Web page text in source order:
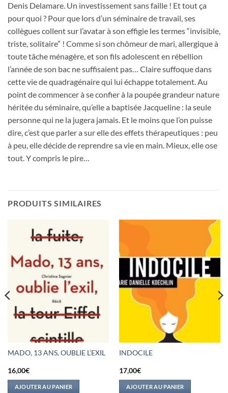
Denis Delamare. Un investissement sans faille ! Et tout ça
pour quoi ? Pour que lors d’un séminaire de travail, ses
collègues collent sur l’avatar à son effigie les termes “invisible,
triste, solitaire” ! Comme si son chômeur de mari, allergique à
toute tâche ménagère, et son fils adolescent en rébellion
l’année de son bac ne suffisaient pas… Claire suffoque dans
cette vie de quadragénaire qui lui échappe totalement. Au
point de commencer à se confier à la poupée grandeur nature
héritée du séminaire, qu’elle a baptisée Jacqueline : la seule
personne qui ne la jugera jamais. Et le moins que l’on puisse
dire, c’est que parler a sur elle des effets thérapeutiques : peu
à peu, elle décide de reprendre sa vie en main. Mieux, elle ose
tout. Y compris le pire…
PRODUITS SIMILAIRES
MADO, 13 ANS, OUBLIE L’EXIL
16,00€
AJOUTER AU PANIER
INDOCILE
17,00€
AJOUTER AU PANIER